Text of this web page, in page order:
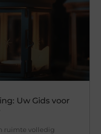
Uw Gids voor
ruimte volledig